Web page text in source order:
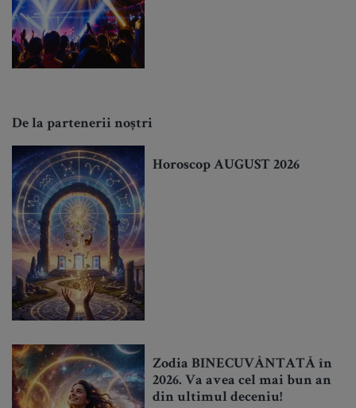
De la partenerii noștri
Horoscop AUGUST 2026
Zodia BINECUVÂNTATĂ în
2026. Va avea cel mai bun an
din ultimul deceniu!